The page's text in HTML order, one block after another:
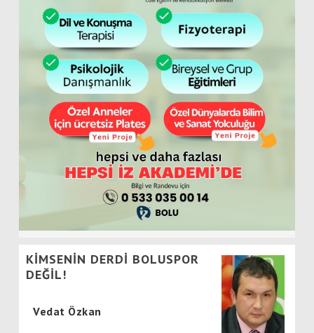
KİMSENİN DERDİ BOLUSPOR
DEĞİL!
Vedat Özkan